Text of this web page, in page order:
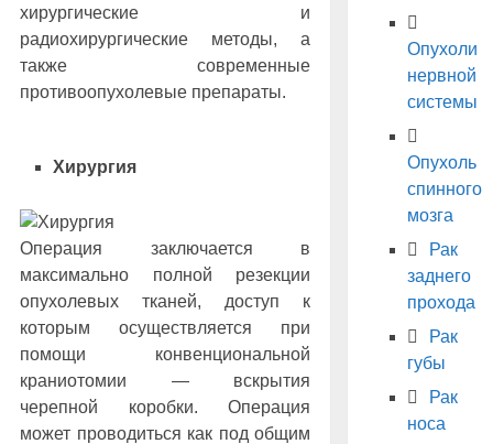
хирургические и
радиохирургические методы, а
также современные
противоопухолевые препараты.
Хирургия
Операция заключается в
максимально полной резекции
опухолевых тканей, доступ к
которым осуществляется при
помощи конвенциональной
краниотомии — вскрытия
черепной коробки. Операция
может проводиться как под общим
Опухоли
нервной
системы
Опухоль
спинного
мозга
Рак
заднего
прохода
Рак
губы
Рак
носа